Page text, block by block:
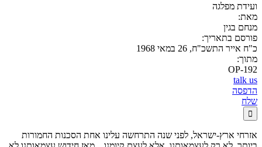
ועידת מפלגה
מאת:
מנחם בגין
פורסם בתאריך:
כ"ח אייר התשכ"ח, 26 במאי 1968
מתוך:
OP-192
talk us
הדפסה
שלח

אזרחי ארץ-ישראל, לפני שנה התרחשה עלינו אחת הסכנות החמורות